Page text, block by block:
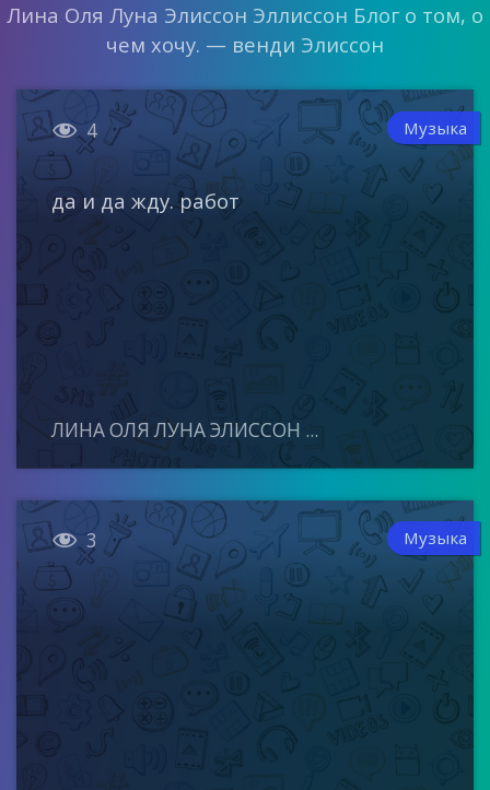
Лина Оля Луна Элиссон Эллиссон Блог о том, о
чем хочу. — венди Элиссон
 4 Музыка
да и да жду. работ
ЛИНА ОЛЯ ЛУНА ЭЛИССОН ...
 3 Музыка